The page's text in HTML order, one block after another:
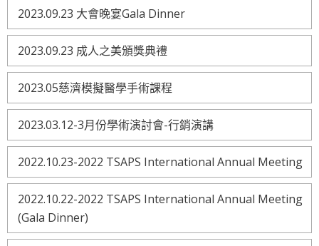
2023.09.23 大會晚宴Gala Dinner
2023.09.23 成人之美頒獎典禮
2023.05慈濟模擬醫學手術課程
2023.03.12-3月份學術演討會-行銷演講
2022.10.23-2022 TSAPS International Annual Meeting
2022.10.22-2022 TSAPS International Annual Meeting
(Gala Dinner)